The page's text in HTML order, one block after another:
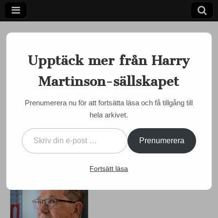
Harry
Martinson-
sällskapet
Ett författarskap som fångar daggdroppen och speglar
kosmos
Dan Sjögren: Besvikelsens
kanon
admin•8 september, 2025•4 Comments
Upptäck mer från Harry
Martinson-sällskapet
Prenumerera nu för att fortsätta läsa och få tillgång till
hela arkivet.
Prenumerera
Fortsätt läsa